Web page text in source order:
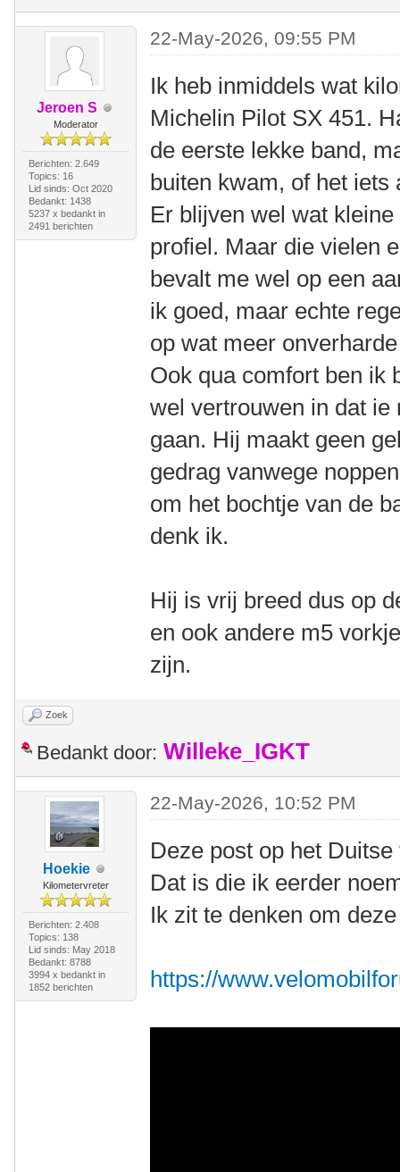
Jeroen S
Moderator
Berichten: 2.649
Topics: 16
Lid sinds: Oct 2020
Bedankt: 1438
5237 x bedankt in
2491 berichten
22-May-2026, 09:55 PM
Ik heb inmiddels wat
Michelin Pilot SX 451.
de eerste lekke band,
buiten kwam, of het iets
Er blijven wel wat
profiel. Maar die vielen
bevalt me wel op een
ik goed, maar echte
op wat meer
Ook qua comfort ben ik
wel vertrouwen in dat
gaan. Hij maakt geen
gedrag vanwege
om het bochtje van de
denk ik.
Hij is vrij breed dus op
en ook andere m5
zijn.
Zoek
Bedankt door: Willeke_IGKT
Hoekie
Kilometervreter
Berichten: 2.408
Topics: 138
Lid sinds: May 2018
Bedankt: 8788
3994 x bedankt in
1852 berichten
22-May-2026, 10:52 PM
Deze post op het
Dat is die ik eerder
Ik zit te denken om
https://